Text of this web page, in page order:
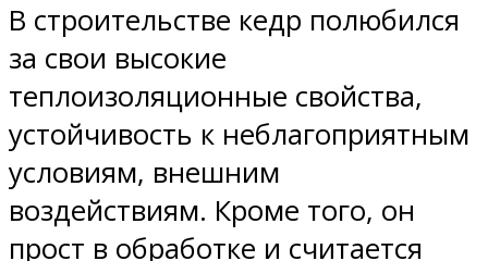
В строительстве кедр полюбился
за свои высокие
теплоизоляционные свойства,
устойчивость к неблагоприятным
условиям, внешним
воздействиям. Кроме того, он
прост в обработке и считается